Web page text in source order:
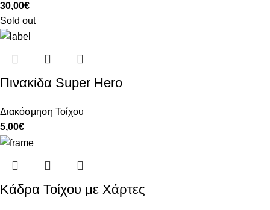
30,00€
Sold out
Πινακίδα Super Hero
Διακόσμηση Τοίχου
5,00€
Κάδρα Τοίχου με Χάρτες